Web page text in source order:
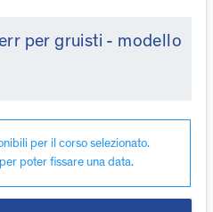
per gruisti - modello
per il corso selezionato.
poter fissare una data.